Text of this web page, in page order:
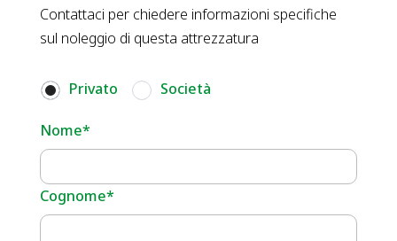
Contattaci per chiedere informazioni specifiche
sul noleggio di questa attrezzatura
Privato Società
Nome*
Cognome*